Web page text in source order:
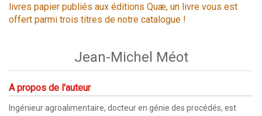
livres papier publiés aux éditions Quæ, un livre vous est
offert parmi trois titres de notre catalogue !
Jean-Michel Méot
A propos de l'auteur
Ingénieur agroalimentaire, docteur en génie des procédés, est